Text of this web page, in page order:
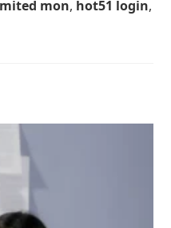
mon, hot51 login,